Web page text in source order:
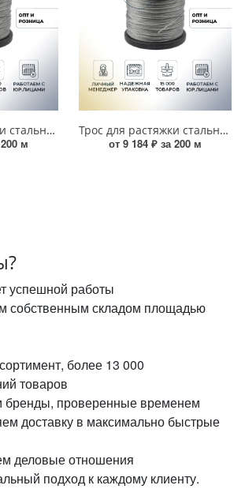
Трос для растяжки стальной 4 мм (200 м) 00000004062
м
Трос для растяжки стальной 6 мм (200 м) УТ000017639
от 9 184 ₽ за 200 м
успешной работы
собственным складом площадью
более 13 000
товаров
бренды, проверенные временем
доставку в максимально быстрые
деловые отношения
подход к каждому клиенту.